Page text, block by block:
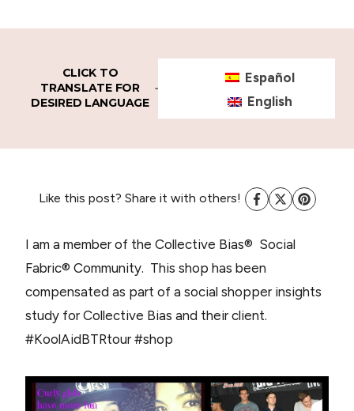
CLICK TO
TRANSLATE FOR
DESIRED LANGUAGE
Español
English
Like this post? Share it with others!
I am a member of the Collective Bias® Social
Fabric® Community. This shop has been
compensated as part of a social shopper insights
study for Collective Bias and their client.
#KoolAidBTRtour #shop